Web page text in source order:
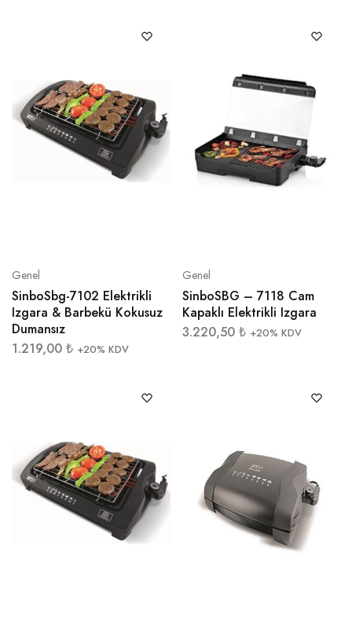
Genel
SinboSbg-7102 Elektrikli
Izgara & Barbekü Kokusuz
Dumansız
1.219,00 ₺ +20% KDV
Genel
SinboSBG – 7118 Cam
Kapaklı Elektrikli Izgara
3.220,50 ₺ +20% KDV